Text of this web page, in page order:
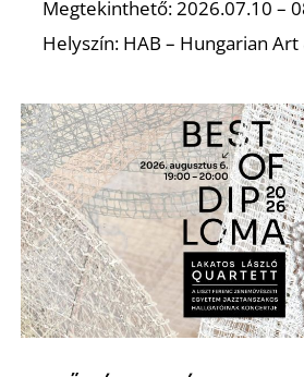
Megtekinthető: 2026.07.10 –
Helyszín: HAB – Hungarian Art